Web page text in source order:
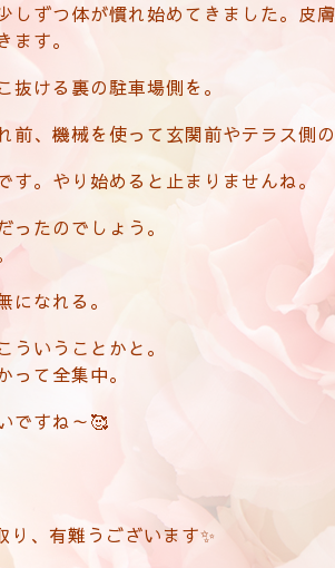
しずつ体が慣れ始めてきました。皮
ます。
抜ける裏の駐車場側を。
前、機械を使って玄関前やテラス側
す。やり始めると止まりませんね。
ったのでしょう。
になれる。
ういうことかと。
って全集中。
ですね～🥰
り、有難うございます✨